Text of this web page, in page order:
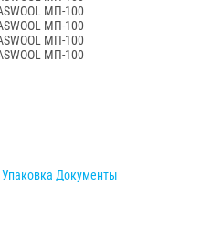
Упаковка Документы